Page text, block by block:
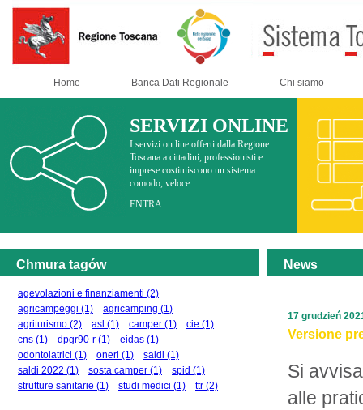
Home Banca Dati Regionale Chi siamo
SERVIZI ONLINE
I servizi on line offerti dalla Regione
Toscana a cittadini, professionisti e
imprese costituiscono un sistema
comodo, veloce....
ENTRA
Chmura tagów
agevolazioni e finanziamenti (2)
agricampeggi (1) agricamping (1)
agriturismo (2) asl (1) camper (1) cie (1)
cns (1) dpgr90-r (1) eidas (1)
odontoiatrici (1) oneri (1) saldi (1)
saldi 2022 (1) sosta camper (1) spid (1)
strutture sanitarie (1) studi medici (1) ttr (2)
News
Versione
Si
alle
17 grudzień